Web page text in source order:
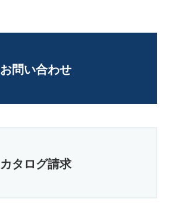
お問い合わせ
カタログ請求